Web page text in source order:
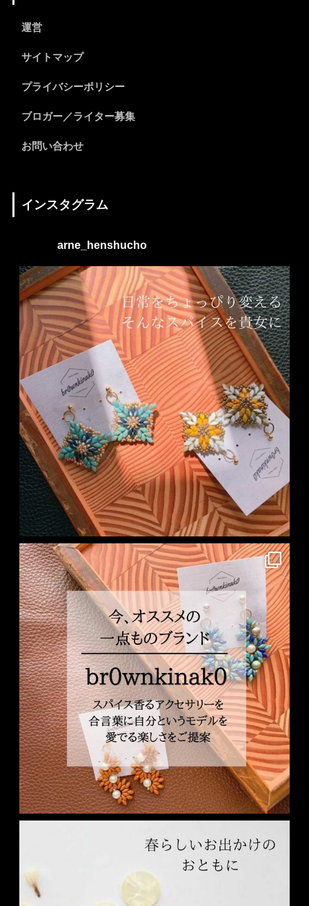
運営
サイトマップ
プライバシーポリシー
ブロガー／ライター募集
お問い合わせ
インスタグラム
arne_henshucho